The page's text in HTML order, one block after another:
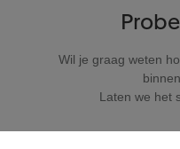
Wil je graag weten
Laten we het